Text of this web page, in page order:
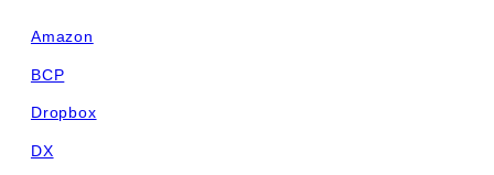
Amazon
BCP
Dropbox
DX